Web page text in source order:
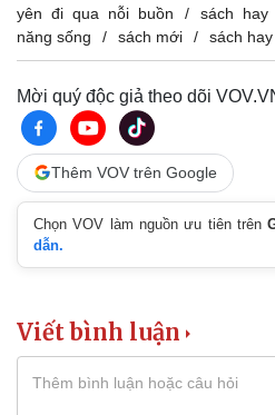
yên đi qua nỗi buồn
sách hay
năng sống
sách mới sách
Mời quý độc giả theo dõi
Thêm VOV trên Google
Chọn VOV làm nguồn ưu tiên trên
dẫn.
Viết bình luận